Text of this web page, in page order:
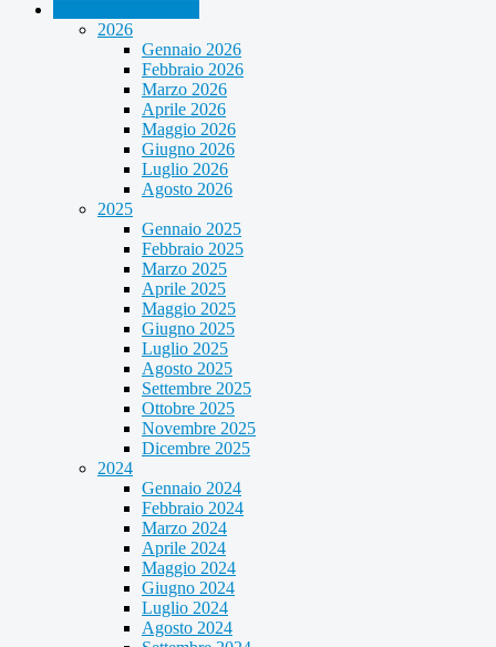
2026
Gennaio 2026
Febbraio 2026
Marzo 2026
Aprile 2026
Maggio 2026
Giugno 2026
Luglio 2026
Agosto 2026
2025
Gennaio 2025
Febbraio 2025
Marzo 2025
Aprile 2025
Maggio 2025
Giugno 2025
Luglio 2025
Agosto 2025
Settembre 2025
Ottobre 2025
Novembre 2025
Dicembre 2025
2024
Gennaio 2024
Febbraio 2024
Marzo 2024
Aprile 2024
Maggio 2024
Giugno 2024
Luglio 2024
Agosto 2024